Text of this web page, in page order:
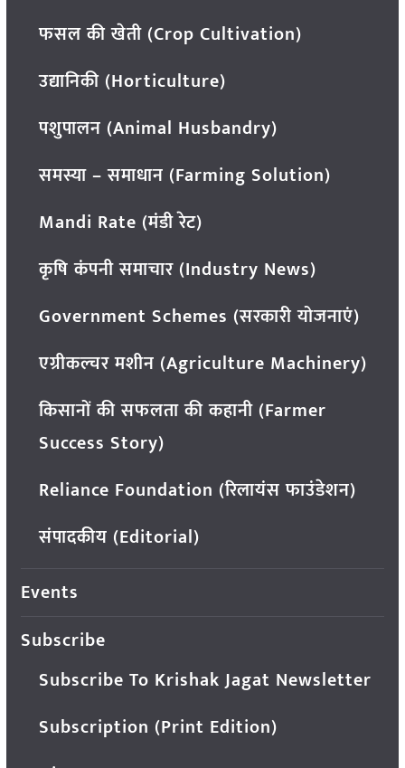
फसल की खेती (Crop Cultivation)
उद्यानिकी (Horticulture)
पशुपालन (Animal Husbandry)
समस्या – समाधान (Farming Solution)
Mandi Rate (मंडी रेट)
कृषि कंपनी समाचार (Industry News)
Government Schemes (सरकारी योजनाएं)
एग्रीकल्चर मशीन (Agriculture Machinery)
किसानों की सफलता की कहानी (Farmer
Success Story)
Reliance Foundation (रिलायंस फाउंडेशन)
संपादकीय (Editorial)
Events
Subscribe
Subscribe To Krishak Jagat Newsletter
Subscription (Print Edition)